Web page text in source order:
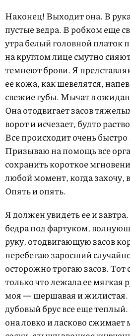
Наконец! Выходит она. В
пустые ведра. В робком еще
утра белый головной платок
на круглом лице смутно
темнеют брови. Я
ее кожа, как шевелятся,
свежие губы. Мычат в
Она отодвигает засов
ворот и исчезает, будто
Все происходит очень быстро
Призываю на помощь все
сохранить короткое
любой момент, когда захочу,
Опять и опять.
Я должен увидеть ее и
бедра под фартуком,
руку, отодвигающую засов
перебегаю заросший
осторожно трогаю засов.
только что лежала ее мягкая
моя — шершавая и жилистая.
дубовый брус все еще
она ловко и ласково сжимает